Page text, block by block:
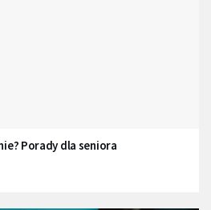
Porady dla seniora